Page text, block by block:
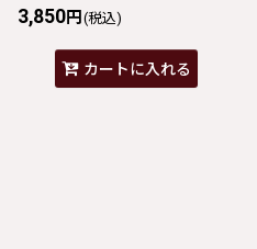
3,850円 (税込)
カートに入れる